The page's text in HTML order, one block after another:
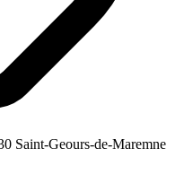
Saint-Geours-de-Maremne